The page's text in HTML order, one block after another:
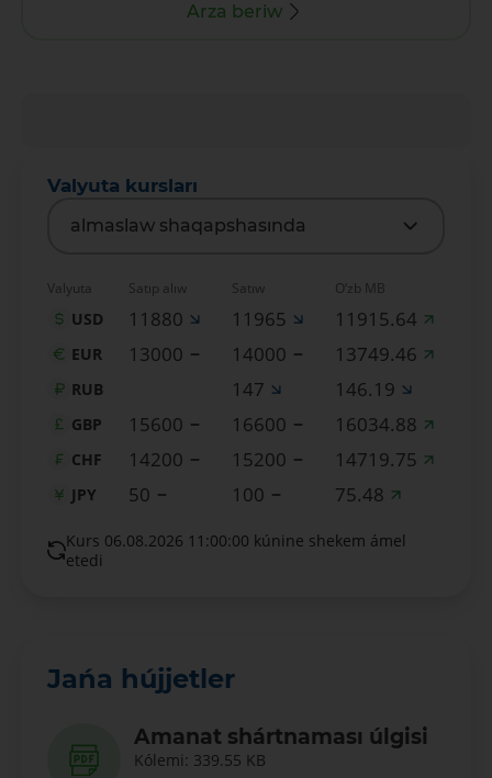
Arza beriw
Valyuta kursları
almaslaw shaqapshasında
Valyuta Satıp alıw Satıw O‘zb MB
USD 11880 11965 11915.64
EUR 13000 14000 13749.46
RUB 147 146.19
GBP 15600 16600 16034.88
CHF 14200 15200 14719.75
JPY 50 100 75.48
Kurs 06.08.2026 11:00:00 kúnine shekem ámel
etedi
Jańa hújjetler
Amanat shártnaması úlgisi
Kólemi: 339.55 KB